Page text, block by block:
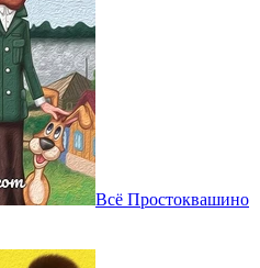
Всё Простоквашино